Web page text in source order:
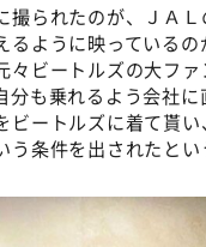
られたのが、ＪＡ
ように映っている
ビートルズの大フ
分も乗れるよう会社
ートルズに着て貰
条件を出されたとい